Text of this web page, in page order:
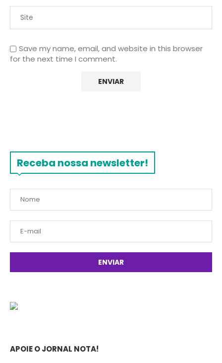
Save my name, email, and website in this browser
for the next time I comment.
Receba nossa newsletter!
APOIE O JORNAL NOTA!